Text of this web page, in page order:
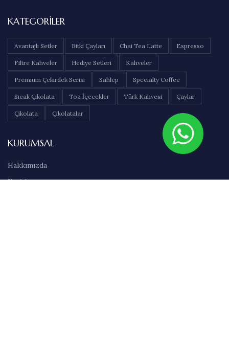
KATEGORILER
Avantajlı Setler Bitki Çayları Chai Tea Latte Espresso
Filtre Kahveler Hediye Setleri Kahveler
Premium Çekirdek Serisi Sahlep Specialty Coffee
Sıcak Çikolata Toz İçecekler Türk Kahvesi Çaylar
Çikolata Çikolatalar
KURUMSAL
Hakkımızda
İletişim